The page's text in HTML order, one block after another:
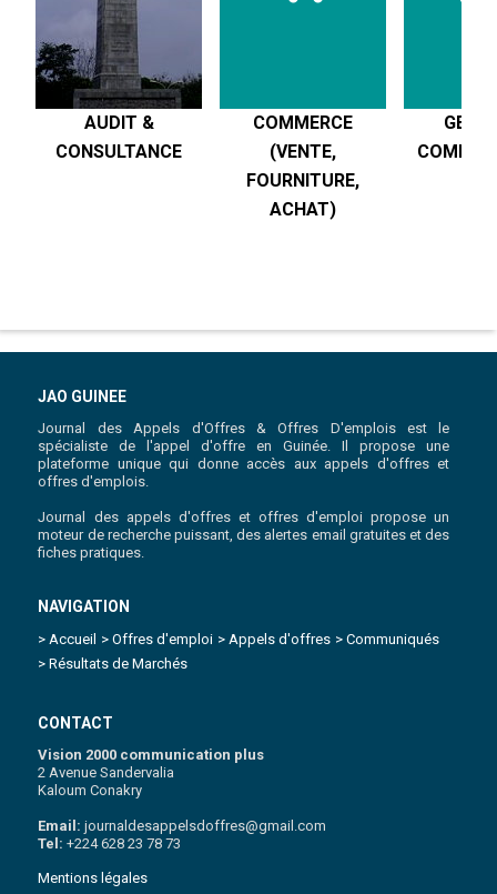
AUDIT &
CONSULTANCE
COMMERCE
(VENTE,
FOURNITURE,
ACHAT)
JAO GUINEE
Journal des Appels d'Offres & Offres D'emplois est le
spécialiste de l'appel d'offre en Guinée. Il propose une
plateforme unique qui donne accès aux appels d'offres et
offres d'emplois.
Journal des appels d'offres et offres d'emploi propose un
moteur de recherche puissant, des alertes email gratuites et des
fiches pratiques.
NAVIGATION
> Accueil > Offres d'emploi > Appels d'offres > Communiqués
> Résultats de Marchés
CONTACT
Vision 2000 communication plus
2 Avenue Sandervalia
Kaloum Conakry
Email:journaldesappelsdoffres@gmail.com
Tel:+224 628 23 78 73
Mentions légales